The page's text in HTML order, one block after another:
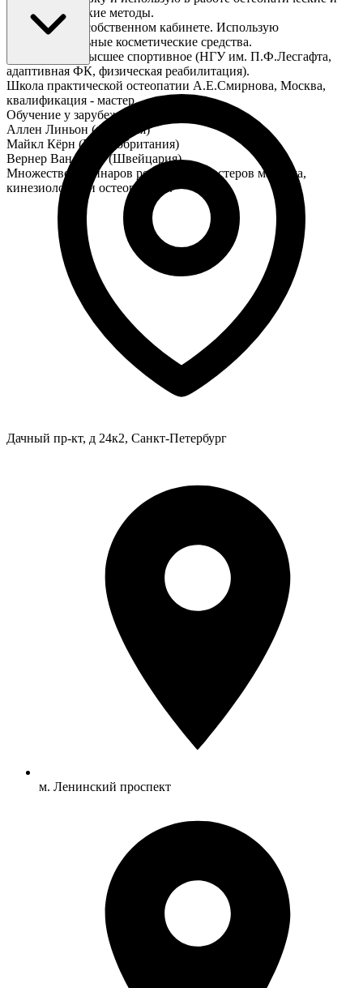
биодинамические методы.
Веду приём в собственном кабинете. Использую
профессиональные косметические средства.
Образование высшее спортивное (НГУ им. П.Ф.Лесгафта,
адаптивная ФК, физическая реабилитация).
Школа практической остеопатии А.Е.Смирнова, Москва,
квалификация - мастер.
Обучение у зарубежных мастеров:
Аллен Линьон (Франция)
Майкл Кёрн (Великобритания)
Вернер Ван Камп (Швейцария)
Множество семинаров российских мастеров массажа,
кинезиологии и остеопатиии.
Дачный пр-кт, д 24к2, Санкт-Петербург
м. Ленинский проспект